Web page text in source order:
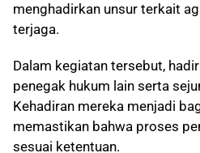
menghadirkan unsur terkait
terjaga.
Dalam kegiatan tersebut,
penegak hukum lain serta
Kehadiran mereka menjadi
memastikan bahwa proses
sesuai ketentuan.